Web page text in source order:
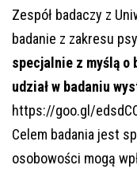
Zespół badaczy z
badanie z zakresu
specjalnie z myślą o
udział w badaniu
https://goo.gl/
Celem badania jest
osobowości mogą